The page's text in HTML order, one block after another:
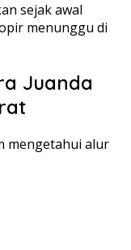
sejak awal
menunggu di
Juanda
mengetahui alur